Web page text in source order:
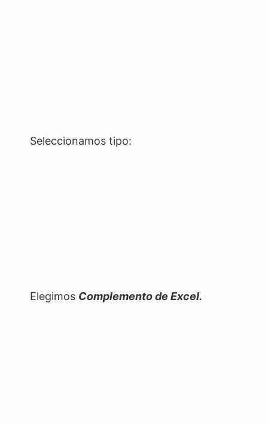
Seleccionamos tipo:
Elegimos Complemento de Excel.